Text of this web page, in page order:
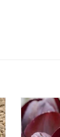
Mei,
Laat